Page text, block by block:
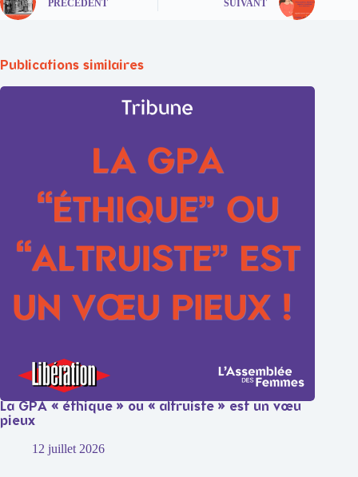
PRÉCÉDENT SUIVANT
Publications similaires
La GPA « éthique » ou « altruiste » est un vœu
pieux
12 juillet 2026